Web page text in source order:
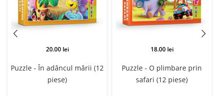
Puzzle - În adâncul mării (12
piese)
20.00 lei
Puzzle - O plimbare prin
safari (12 piese)
18.00 lei